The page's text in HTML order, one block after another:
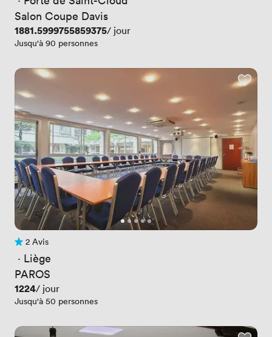
Salon Coupe Davis
Prix
1881.5999755859375/ jour
Jusqu'à 90 personnes
2 Avis2 Avis
· Liège
PAROS
Prix
1224/ jour
Jusqu'à 50 personnes